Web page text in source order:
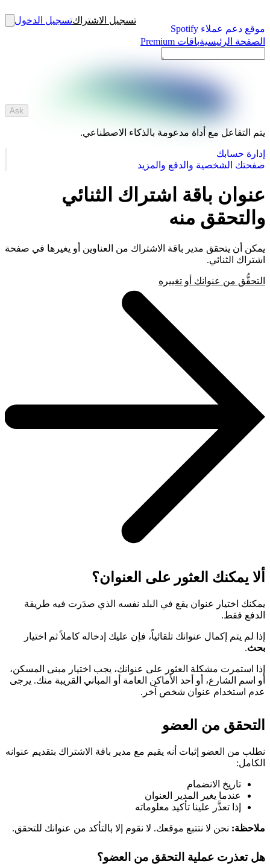
موقع دعم عملاء Spotify
تسجيل الاشتراكتسجيل الدخول
الصفحة الرئيسيةباقات Premium
Ask
يتم التفاعل مع أداة مدعومة بالذكاء الاصطناعي.
إدارة حسابك
صفحتك الشخصية والدفع والمزيد
عنوان باقة اشتراك الثنائي
والتحقق منه
يمكن أن يتحقق مدير باقة الاشتراك من العناوين أو يغيرها في صفحة
اشتراك الثنائي.
التحقُّق من عنوانك أو تغييره
ألا يمكنك العثور على العنوان؟
يمكنك اختيار عنوان يقع في البلد نفسه الذي صدَرت فيه طريقة
الدفع فقط.
إذا لم يتم إكمال عنوانك تلقائياً، فإن عليك إدخاله كاملاً ثم اختيار
بحث.
إذا استمرت مشكلة العثور على عنوانك، يجب اختيار مبنى المسكن،
أو اسم الشارع، أو أحد الأماكن العامة أو المباني القريبة منك. يرجى
عدم استخدام عنوان شخص آخر.
التحقق من العضو
نطلب من العضو إثبات أنه يقيم مع مدير باقة الاشتراك بتقديم عنوانه
الكامل:
تاريخ الانضمام
عندما يغير المدير العنوان
إذا تعذَّر علينا تأكيد معلوماته
ملاحظة: نحن لا نتتبع موقعك. لا نقوم إلا بالتأكد من عنوانك للتحقق.
هل تعذرت عملية التحقق من العضو؟